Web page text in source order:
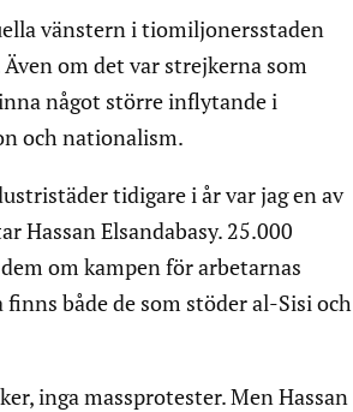
vänstern i tiomiljonersstaden
om det var strejkerna som
något större inflytande i
och nationalism.
tidigare i år var jag en av
Hassan Elsandabasy. 25.000
om kampen för arbetarnas
både de som stöder al-Sisi och
inga massprotester. Men Hassan